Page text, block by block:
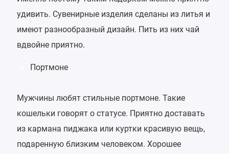
удивить. Сувенирные изделия сделаны из литья и
имеют разнообразный дизайн. Пить из них чай
вдвойне приятно.
Портмоне
Мужчины любят стильные портмоне. Такие
кошельки говорят о статусе. Приятно доставать
из кармана пиджака или куртки красивую вещь,
подаренную близким человеком. Хорошее